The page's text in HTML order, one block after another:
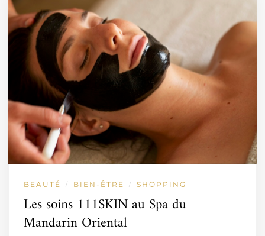
BEAUTÉ / BIEN-ÊTRE / SHOPPING
Les soins 111SKIN au Spa du
Mandarin Oriental